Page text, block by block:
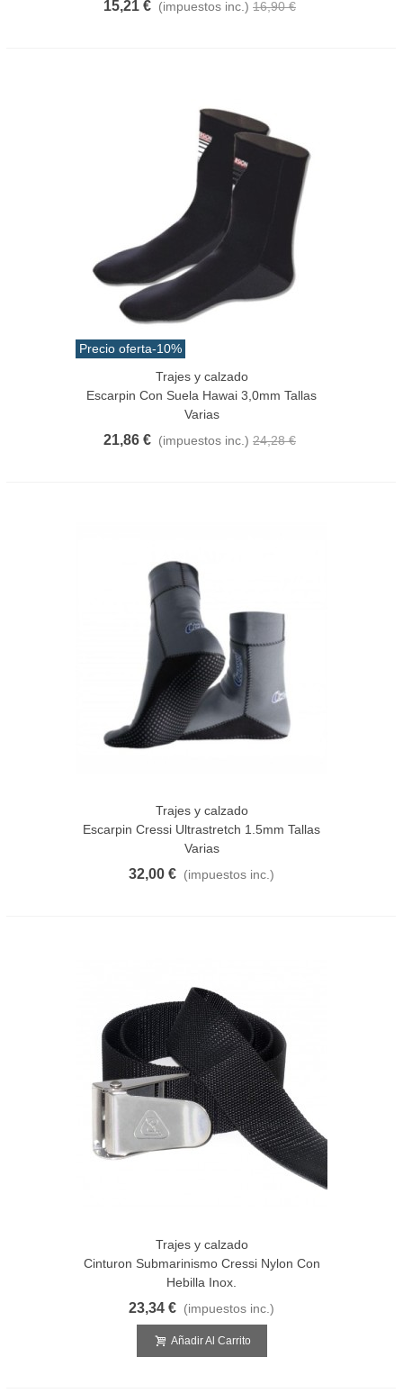
15,21 € (impuestos inc.) 16,90 €
Precio oferta-10%
Trajes y calzado
Escarpin Con Suela Hawai 3,0mm Tallas
Varias
21,86 € (impuestos inc.) 24,28 €
Trajes y calzado
Escarpin Cressi Ultrastretch 1.5mm Tallas
Varias
32,00 € (impuestos inc.)
Trajes y calzado
Cinturon Submarinismo Cressi Nylon Con
Hebilla Inox.
23,34 € (impuestos inc.)
Añadir Al Carrito